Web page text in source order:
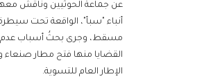
عن جماعة الحوثيين وناقش
أنباء "سبأ"، الواقعة تحت
مسقط، وجرى بحثُ أسباب عدم
القضايا منها فتح مطار صنعاء
الإطار العام للتسوية.